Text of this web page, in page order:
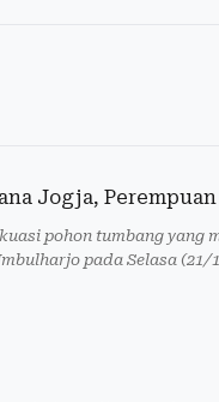
pohon tumbang yang
pada Selasa